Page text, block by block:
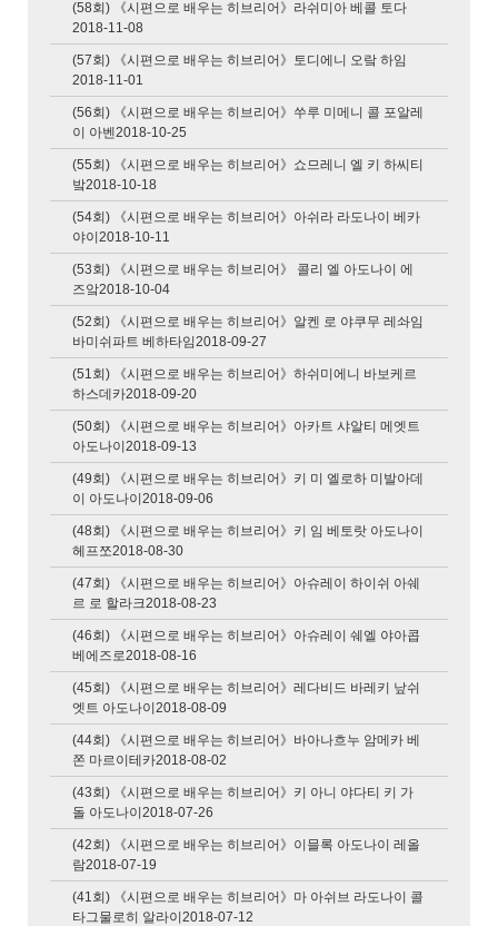
(58회) 《시편으로 배우는 히브리어》라쉬미아 베콜 토다
2018-11-08
(57회) 《시편으로 배우는 히브리어》토디에니 오랔 하임
2018-11-01
(56회) 《시편으로 배우는 히브리어》쑤루 미메니 콜 포알레
이 아벤2018-10-25
(55회) 《시편으로 배우는 히브리어》쇼므레니 엘 키 하씨티
밬2018-10-18
(54회) 《시편으로 배우는 히브리어》아쉬라 라도나이 베카
야이2018-10-11
(53회) 《시편으로 배우는 히브리어》 콜리 엘 아도나이 에
즈앜2018-10-04
(52회) 《시편으로 배우는 히브리어》알켄 로 야쿠무 레솨임
바미쉬파트 베하타임2018-09-27
(51회) 《시편으로 배우는 히브리어》하쉬미에니 바보케르
하스데카2018-09-20
(50회) 《시편으로 배우는 히브리어》아카트 샤알티 메엣트
아도나이2018-09-13
(49회) 《시편으로 배우는 히브리어》키 미 엘로하 미발아데
이 아도나이2018-09-06
(48회) 《시편으로 배우는 히브리어》키 임 베토랏 아도나이
헤프쪼2018-08-30
(47회) 《시편으로 배우는 히브리어》아슈레이 하이쉬 아쉐
르 로 할라크2018-08-23
(46회) 《시편으로 배우는 히브리어》아슈레이 쉐엘 야아콥
베에즈로2018-08-16
(45회) 《시편으로 배우는 히브리어》레다비드 바레키 낲쉬
엣트 아도나이2018-08-09
(44회) 《시편으로 배우는 히브리어》바아나흐누 암메카 베
쫀 마르이테카2018-08-02
(43회) 《시편으로 배우는 히브리어》키 아니 야다티 키 가
돌 아도나이2018-07-26
(42회) 《시편으로 배우는 히브리어》이믈록 아도나이 레올
람2018-07-19
(41회) 《시편으로 배우는 히브리어》마 아쉬브 라도나이 콜
타그물로히 알라이2018-07-12